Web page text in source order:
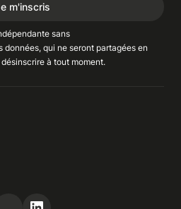
m'inscris
sans
données, qui ne seront partagées en
désinscrire à tout moment.